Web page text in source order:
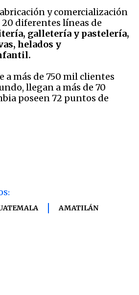
y comercialización
diferentes líneas de
galletería y pastelería,
helados y
a más de 750 mil clientes
llegan a más de 70
poseen 72 puntos de
AMATILÁN